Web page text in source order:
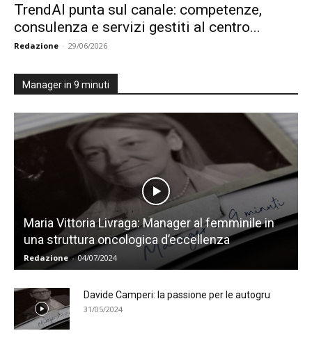
TrendAI punta sul canale: competenze,
consulenza e servizi gestiti al centro...
Redazione - 29/06/2026
Manager in 9 minuti
Maria Vittoria Livraga: Manager al femminile in
una struttura oncologica d’eccellenza
Redazione - 04/07/2024
Davide Camperi: la passione per le autogru
31/05/2024